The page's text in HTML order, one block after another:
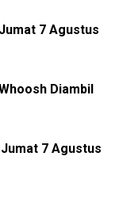
7 Agustus
Diambil
7 Agustus